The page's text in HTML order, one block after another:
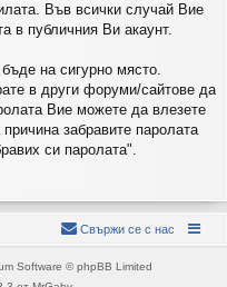
Във всички случай Вие
в публичния Ви акаунт.
на сигурно място.
в други форуми/сайтове да
Вие можете да влезете
забравите паролата
си паролата".
Свържи се с нас
Software © phpBB Limited